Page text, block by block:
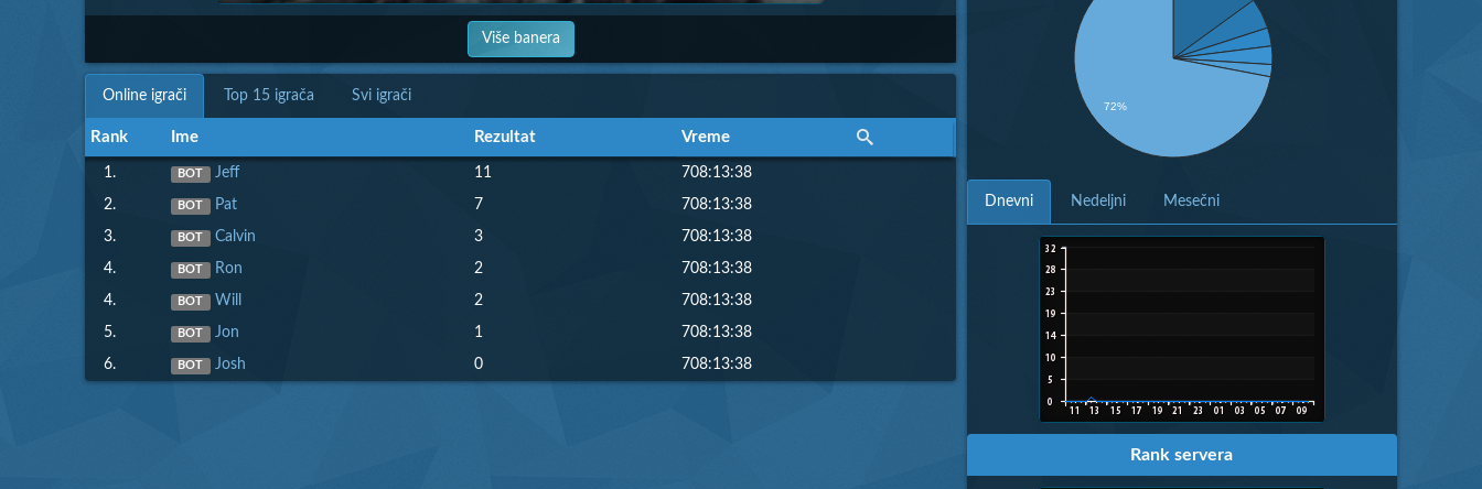
Više banera
Online igrači Top 15 igrača Svi igrači
Rank
Rank Ime
Ime Rezultat
Rezultat Vreme
Vreme
1. BOT Jeff 11 708:13:38
2. BOT Pat 7 708:13:38
3. BOT Calvin 3 708:13:38
4. BOT Ron 2 708:13:38
4. BOT Will 2 708:13:38
5. BOT Jon 1 708:13:38
6. BOT Josh 0 708:13:38
72%
Dnevni Nedeljni Mesečni
Rank servera